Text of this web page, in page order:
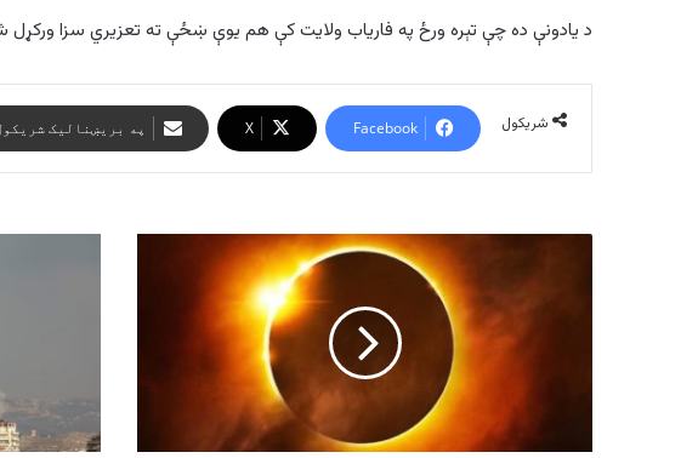
د یادونې ده چې تېره ورځ په فاریاب ولایت کې هم یوې ښځې ته تعزیري سزا
شریکول Facebook
X په بریښنالیک
او
ځمکني
عمليات